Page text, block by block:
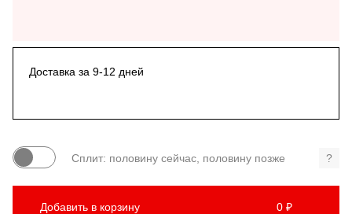
Доставка за 9-12 дней
Сплит: половину сейчас, половину позже ?
Добавить в корзину 0 ₽